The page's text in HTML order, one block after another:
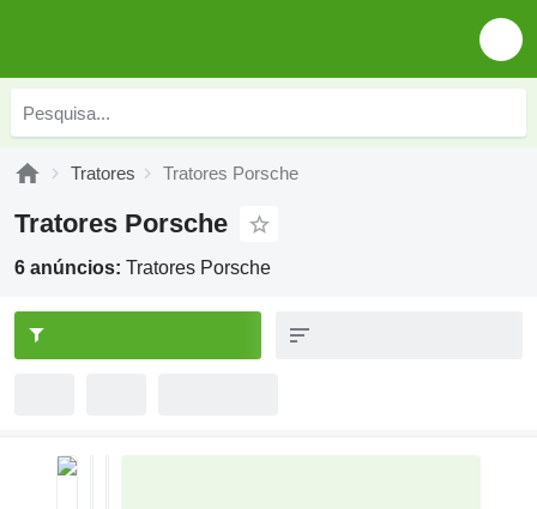
Tratores Tratores Porsche
Tratores Porsche
6 anúncios: Tratores Porsche